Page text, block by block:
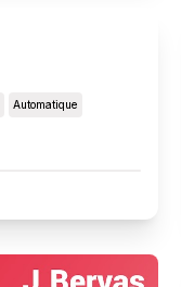
Automatique